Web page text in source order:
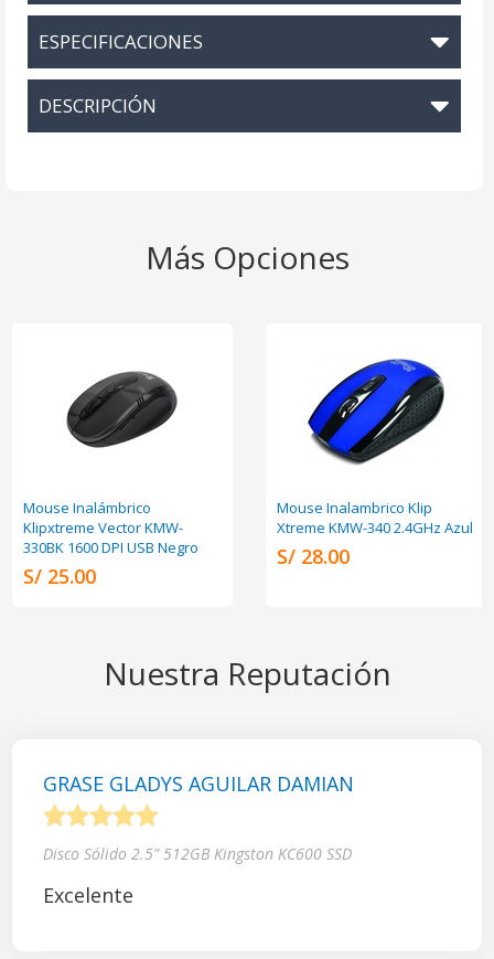
ESPECIFICACIONES
DESCRIPCIÓN
Más Opciones
Mouse Inalámbrico
Klipxtreme Vector KMW-
330BK 1600 DPI USB Negro
S/ 25.00
Mouse Inalambrico Klip
Xtreme KMW-340 2.4GHz Azul
S/ 28.00
Nuestra Reputación
GRASE GLADYS AGUILAR DAMIAN
Disco Sólido 2.5" 512GB Kingston KC600 SSD
Excelente